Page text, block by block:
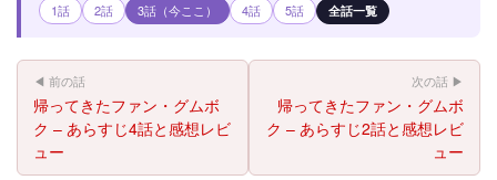
1話 2話 3話（今ここ） 4話 5話 全話一覧
◀ 前の話
帰ってきたファン・グムボ
ク – あらすじ4話と感想レビ
ュー
次の話 ▶
帰ってきたファン・グムボ
ク – あらすじ2話と感想レビ
ュー